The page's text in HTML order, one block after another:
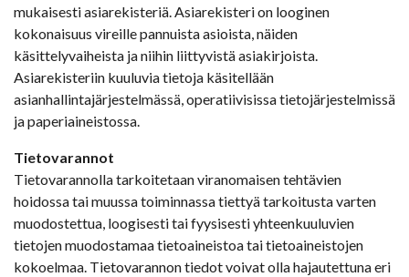
mukaisesti asiarekisteriä. Asiarekisteri on looginen
kokonaisuus vireille pannuista asioista, näiden
käsittelyvaiheista ja niihin liittyvistä asiakirjoista.
Asiarekisteriin kuuluvia tietoja käsitellään
asianhallintajärjestelmässä, operatiivisissa tietojärjestelmissä
ja paperiaineistossa.
Tietovarannot
Tietovarannolla tarkoitetaan viranomaisen tehtävien
hoidossa tai muussa toiminnassa tiettyä tarkoitusta varten
muodostettua, loogisesti tai fyysisesti yhteenkuuluvien
tietojen muodostamaa tietoaineistoa tai tietoaineistojen
kokoelmaa. Tietovarannon tiedot voivat olla hajautettuna eri